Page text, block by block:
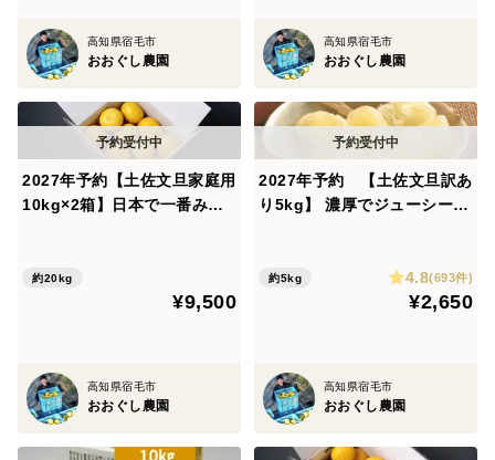
高知県宿毛市
おおぐし農園
高知県宿毛市
おおぐし農園
2027年予約【土佐文旦家庭用
10kg×2箱】日本で一番みか
約20kg
¥9,500
高知県宿毛市
おおぐし農園
2027年予約 【土佐文旦訳あ
り5kg】 濃厚でジューシー！
約5kg 4.8(693件)
¥2,650
高知県宿毛市
おおぐし農園